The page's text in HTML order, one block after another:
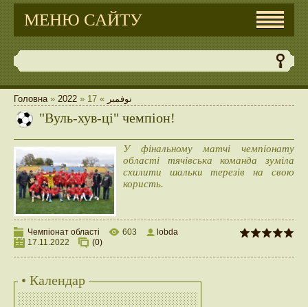
МЕНЮ САЙТУ
Головна» 2022 » نوفمبر »
17
"Вуль-хув-ці" чемпіон!
У фінальному матчі чемпіонату
області тячівська команда зуміла
схилити шальки терезів на свою
користь.
Чемпіонат області 603
lobda
17.11.2022
(0)
• Календар